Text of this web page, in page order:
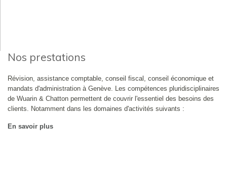
Nos prestations
Révision, assistance comptable, conseil fiscal, conseil économique et
mandats d'administration à Genève. Les compétences pluridisciplinaires
de Wuarin & Chatton permettent de couvrir l'essentiel des besoins des
clients. Notamment dans les domaines d'activités suivants :
En savoir plus